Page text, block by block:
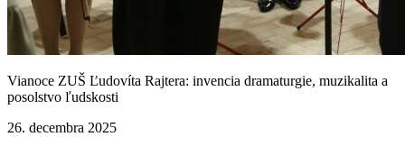
Vianoce ZUŠ Ľudovíta Rajtera: invencia dramaturgie, muzikalita a
posolstvo ľudskosti
26. decembra 2025